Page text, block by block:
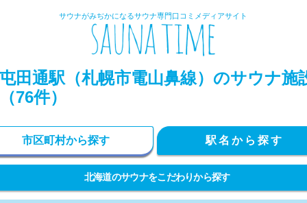
サウナがみぢかになるサウナ専門口コミメディアサイト
田通駅（札幌市電山鼻線）のサウナ施
76件）
市区町村から探す 駅名から探す
北海道のサウナをこだわりから探す